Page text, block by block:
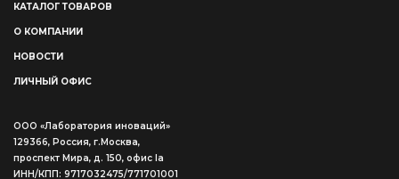
КАТАЛОГ ТОВАРОВ
О КОМПАНИИ
НОВОСТИ
ЛИЧНЫЙ ОФИС
ООО «Лаборатория иноваций»
129366, Россия, г.Москва,
проспект Мира, д. 150, офис Ia
ИНН/КПП: 9717032475/771701001